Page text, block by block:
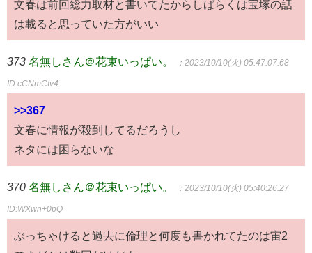
文春は前回総力取材と書いてたからしばらくは宝塚の話
は載ると思っていた方がいい
373 名無しさん＠花束いっぱい。 ：2023/10/10(火) 05:47:07.68
ID:cCNmCIv4
>>367
文春に情報が殺到してるだろうし
ネタには困らないな
370 名無しさん＠花束いっぱい。 ：2023/10/10(火) 05:40:26.27
ID:WXwn+0pQ
ぶっちゃけると過去に倫理と何度も書かれてたのは宙2